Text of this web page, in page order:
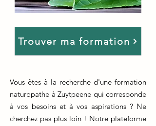
Trouver ma formation
Vous êtes à la recherche d'une formation
naturopathe à Zuytpeene qui corresponde
à vos besoins et à vos aspirations ? Ne
cherchez pas plus loin ! Notre plateforme